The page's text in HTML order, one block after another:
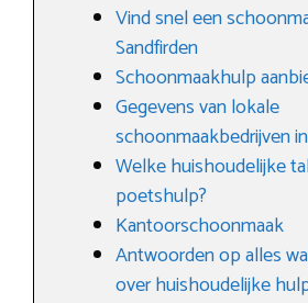
Vind snel een
Sandfirden
Schoonmaakhulp
Gegevens van lokale
schoonmaakbedrijven
Welke huishoudelijke
poetshulp?
Kantoorschoonmaak
Antwoorden op alles
over huishoudelijke